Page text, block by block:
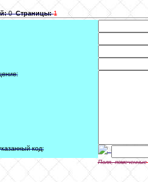
0Страницы:1
код:
Поля, помеченные